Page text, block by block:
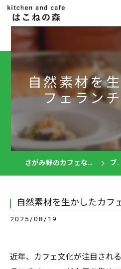
自然素材を
フェラン
さがみ野のカフェならkitchen and cafe はこねの森 ブログ
自然素材を生かしたカフ
2025/08/19
近年、カフェ文化が注目され